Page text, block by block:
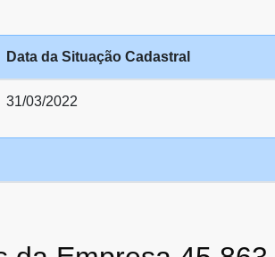
Data da Situação Cadastral
31/03/2022